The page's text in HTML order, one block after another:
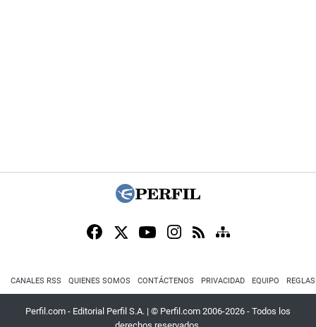
CANALES RSS QUIENES SOMOS CONTÁCTENOS PRIVACIDAD EQUIPO
Perfil.com - Editorial Perfil S.A. | © Perfil.com 2006-2026 - Todos los